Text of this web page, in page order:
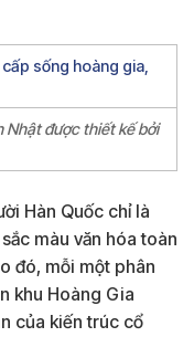
Nhật được thiết kế bởi
Hàn Quốc chỉ là
màu văn hóa toàn
đó, mỗi một phân
khu Hoàng Gia
của kiến trúc cổ